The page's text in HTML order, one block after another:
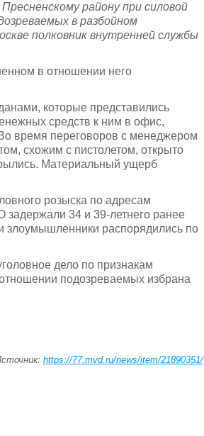
району при силовой
в разбойном
полковник внутренней службы
в отношении него
которые представились
средств к ним в офис,
время переговоров с менеджером
схожим с пистолетом, открыто
Материальный ущерб
розыска по адресам
34 и 39-летнего ранее
распорядились по
дело по признакам
подозреваемых избрана
https://77.mvd.ru/news/item/21890351/